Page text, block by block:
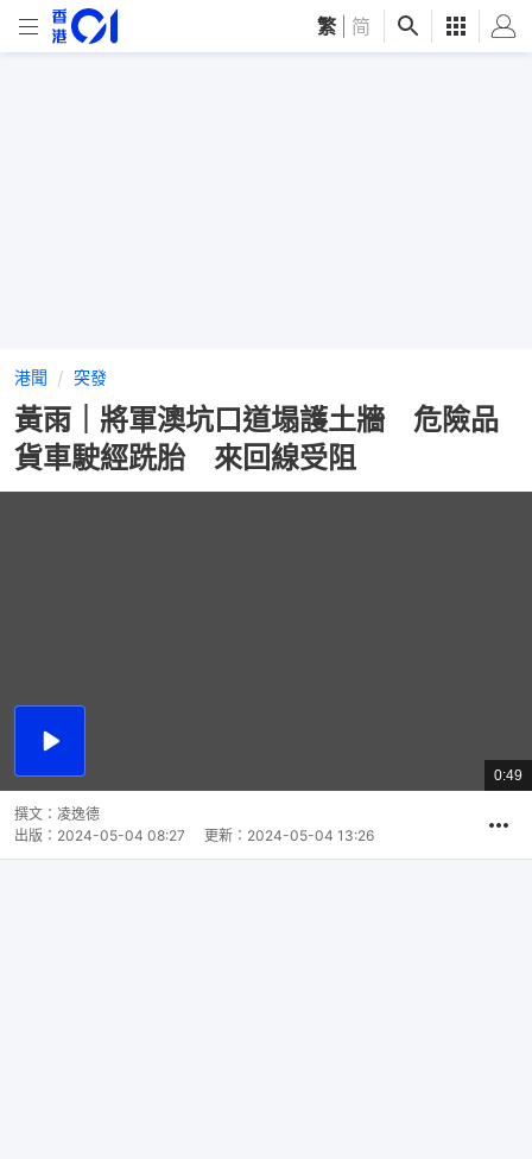
繁 简
港聞 突發
黃雨｜將軍澳坑口道塌護土牆 危險品
貨車駛經跣胎 來回線受阻
播
總
共
0:49
撰文： 凌逸德
出版： 2024-05-04 08:27 更新： 2024-05-04 13:26